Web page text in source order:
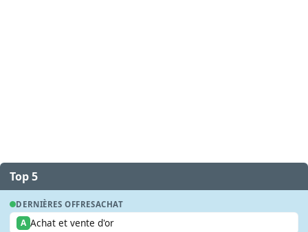
Top 5
DERNIÈRES OFFRESACHAT
A Achat et vente d'or